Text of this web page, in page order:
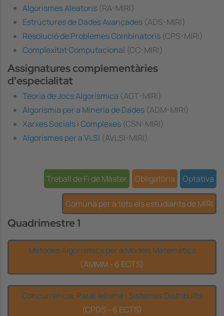
Algorismes Aleatoris (RA-MIRI)
Estructures de Dades Avançades (ADS-MIRI)
Resolució de Problemes Combinatoris (CPS-MIRI)
Complexitat Computacional (CC-MIRI)
Assignatures complementàries
d'especialitat
Teoria de Jocs Algorísmica (AGT-MIRI)
Algorísmia per a Mineria de Dades (ADM-MIRI)
Xarxes Socials i Complexes (CSN-MIRI)
Algorismes per a VLSI (AVLSI-MIRI)
Optativa
Obligatòria
Treball de Fi de Màster
Comuna per a tots els estudiants de MIRI
Quadrimestre 1
Mètodes Algorísmics per a Models Matemàtics
(AMMM - 6 ECTS)
Concurrència, Paral·lelisme i Sistemes Distribuïts
(CPDS - 6 ECTS)